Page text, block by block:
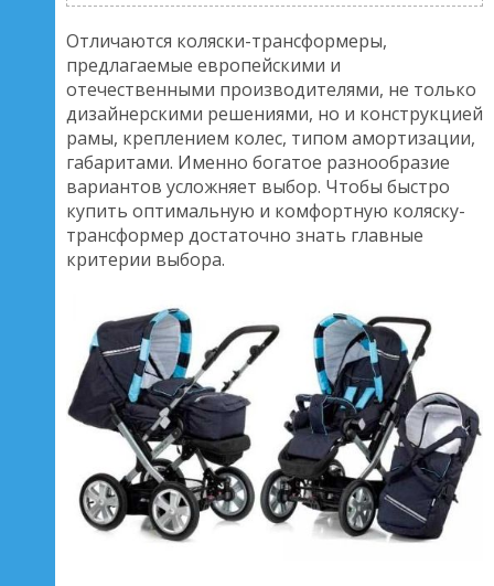
Отличаются коляски-трансформеры,
предлагаемые европейскими и
отечественными производителями, не только
дизайнерскими решениями, но и конструкцией
рамы, креплением колес, типом амортизации,
габаритами. Именно богатое разнообразие
вариантов усложняет выбор. Чтобы быстро
купить оптимальную и комфортную коляску-
трансформер достаточно знать главные
критерии выбора.